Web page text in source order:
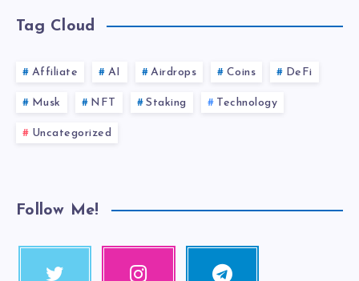
Tag Cloud
Affiliate AI Airdrops Coins DeFi
Musk NFT Staking Technology
Uncategorized
Follow Me!